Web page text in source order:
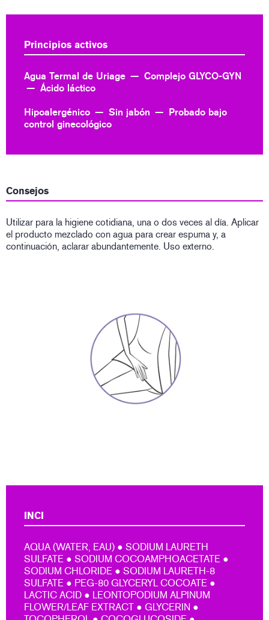
Principios activos
Agua Termal de Uriage
Complejo GLYCO-GYN
Ácido láctico
Hipoalergénico Sin jabón
Probado bajo
control ginecológico
Consejos
Utilizar para la higiene cotidiana, una o dos veces al día. Aplicar
el producto mezclado con agua para crear espuma y, a
continuación, aclarar abundantemente. Uso externo.
INCI
AQUA (WATER, EAU) ● SODIUM LAURETH
SULFATE ● SODIUM COCOAMPHOACETATE ●
SODIUM CHLORIDE ● SODIUM LAURETH-8
SULFATE ● PEG-80 GLYCERYL COCOATE ●
LACTIC ACID ● LEONTOPODIUM ALPINUM
FLOWER/LEAF EXTRACT ● GLYCERIN ●